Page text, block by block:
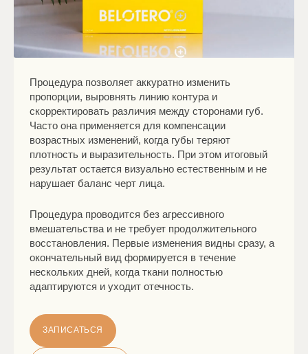
Процедура позволяет аккуратно изменить
пропорции, выровнять линию контура и
скорректировать различия между сторонами губ.
Часто она применяется для компенсации
возрастных изменений, когда губы теряют
плотность и выразительность. При этом итоговый
результат остается визуально естественным и не
нарушает баланс черт лица.
Процедура проводится без агрессивного
вмешательства и не требует продолжительного
восстановления. Первые изменения видны сразу, а
окончательный вид формируется в течение
нескольких дней, когда ткани полностью
адаптируются и уходит отечность.
ЗАПИСАТЬСЯ